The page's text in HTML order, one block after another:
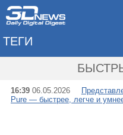
ТЕГИ
16:39 06.05.2026
Pure — быстрее, легче и